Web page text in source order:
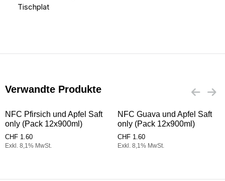
Tischplat
Verwandte Produkte
NFC Pfirsich und Apfel Saft
only (Pack 12x900ml)
CHF 1.60
Exkl. 8,1% MwSt.
NFC Guava und Apfel Saft
only (Pack 12x900ml)
CHF 1.60
Exkl. 8,1% MwSt.